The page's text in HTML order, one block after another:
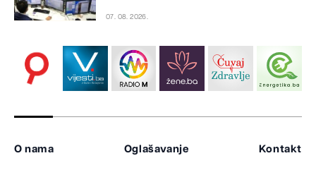
07. 08. 2026.
O nama Oglašavanje Kontakt